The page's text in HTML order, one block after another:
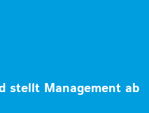
stellt Management ab